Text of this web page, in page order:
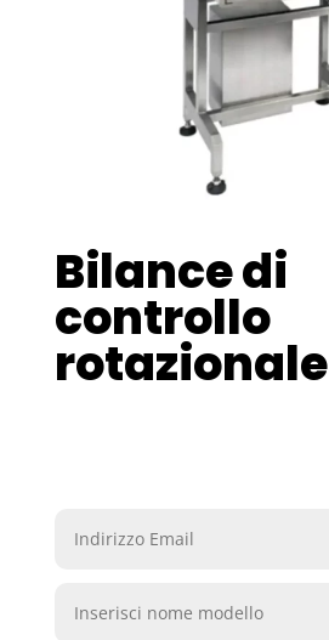
Bilance di
controllo
rotazionale